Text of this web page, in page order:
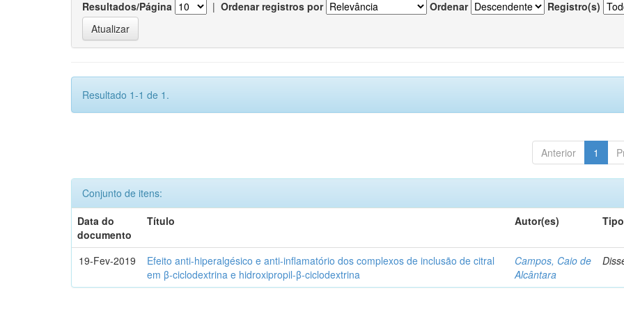
Resultados/Página | Ordenar registros por Ordenar Registro(s)
Resultado 1-1 de 1.
Anterior 1
Conjunto de itens:
Data do
documento
Título Autor(es) Tipo
19-Fev-2019
Efeito anti-hiperalgésico e anti-inflamatório dos complexos de inclusão de citral
em β-ciclodextrina e hidroxipropil-β-ciclodextrina
Campos, Caio de
Alcântara